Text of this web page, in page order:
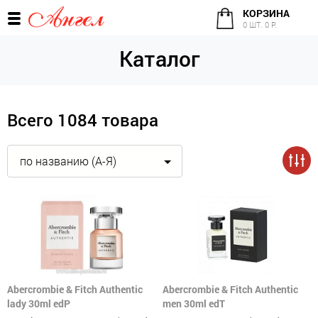
КОРЗИНА
0 ШТ. 0 Р.
Каталог
по названию (А-Я)
Всего 1084 товара
Abercrombie & Fitch Authentic
lady 30ml edP
Abercrombie & Fitch Authentic
men 30ml edT